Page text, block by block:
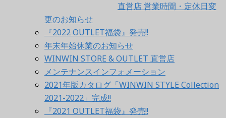
直営店 営業時間・定休日変
更のお知らせ
『2022 OUTLET福袋』発売!!
年末年始休業のお知らせ
WINWIN STORE & OUTLET 直営店
メンテナンスインフォメーション
2021年版カタログ「WINWIN STYLE Collection
2021-2022」完成!!
『2021 OUTLET福袋』発売!!